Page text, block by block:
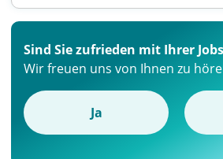
Sind Sie zufrieden mit Ihrer
Wir freuen uns von Ihnen zu
Ja